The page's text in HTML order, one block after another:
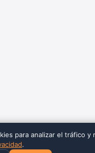
para analizar el tráfico
.